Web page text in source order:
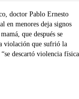
doctor Pablo Ernesto
en menores deja signos
que después se
violación que sufrió la
descartó violencia física